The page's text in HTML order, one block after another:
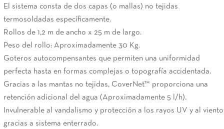
El sistema consta de dos capas (o mallas) no tejidas
termosoldadas específicamente.
Rollos de 1,2 m de ancho x 25 m de largo.
Peso del rollo: Aproximadamente 30 Kg.
Goteros autocompensantes que permiten una uniformidad
perfecta hasta en formas complejas o topografía accidentada.
Gracias a las mantas no tejidas, CoverNet™ proporciona una
retención adicional del agua (Aproximadamente 5 l/h).
Invulnerable al vandalismo y protección a los rayos UV y al viento
gracias a sistema enterrado.